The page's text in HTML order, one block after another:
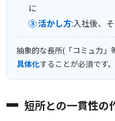
に
③ 活かし方:入社後、
抽象的な長所(「コミュ力」
具体化することが必須です。
短所との一貫性の